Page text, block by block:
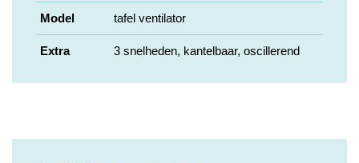
Model tafel ventilator
Extra 3 snelheden, kantelbaar, oscillerend